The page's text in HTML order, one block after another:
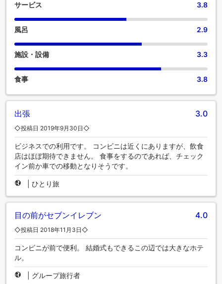
サービス 3.8
風呂 2.9
施設・設備 3.3
食事 3.8
出張 3.0
◇投稿日 2019年9月30日◇
ビジネスでの利用です。 コンビニは近くにありますが、飲食
店はほぼ期待できません。 食事をするのであれば、チェック
イン前か車での移動となりそうです。
ひとり旅
目の前がセブンイレブン 4.0
◇投稿日 2018年11月3日◇
コンビニが前で便利。 結婚式もできるこの辺では大きなホテ
ル。
グループ旅行者